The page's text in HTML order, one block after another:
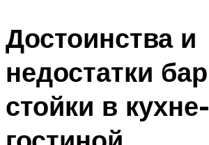
Достоинства и
недостатки
стойки в кухне-